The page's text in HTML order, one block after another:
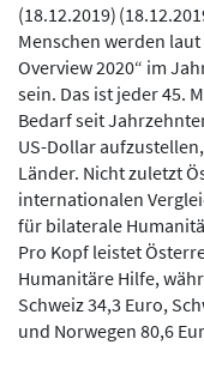
(18.12.2019)
Menschen werden
Overview 2020“ im
sein. Das ist jeder 45.
Bedarf seit
US-Dollar
Länder. Nicht zuletzt
internationalen
für bilaterale
Pro Kopf leistet
Humanitäre Hilfe,
Schweiz 34,3 Euro,
und Norwegen 80,6